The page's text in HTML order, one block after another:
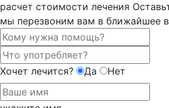
расчет стоимости лечения
мы перезвоним вам в ближайшее
Хочет лечится? Да Нет